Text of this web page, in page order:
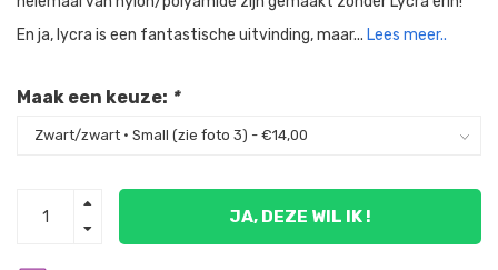
En ja, lycra is een fantastische uitvinding, maar... Lees meer..
Maak een keuze: *
JA, DEZE WIL IK !